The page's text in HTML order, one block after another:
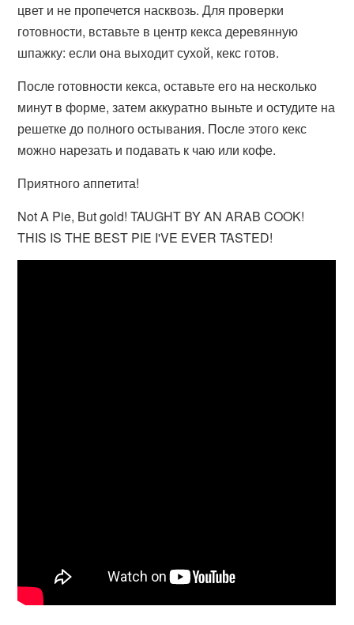
цвет и не пропечется насквозь. Для проверки
готовности, вставьте в центр кекса деревянную
шпажку: если она выходит сухой, кекс готов.
После готовности кекса, оставьте его на несколько
минут в форме, затем аккуратно выньте и остудите на
решетке до полного остывания. После этого кекс
можно нарезать и подавать к чаю или кофе.
Приятного аппетита!
Not A Pie, But gold! TAUGHT BY AN ARAB COOK!
THIS IS THE BEST PIE I'VE EVER TASTED!